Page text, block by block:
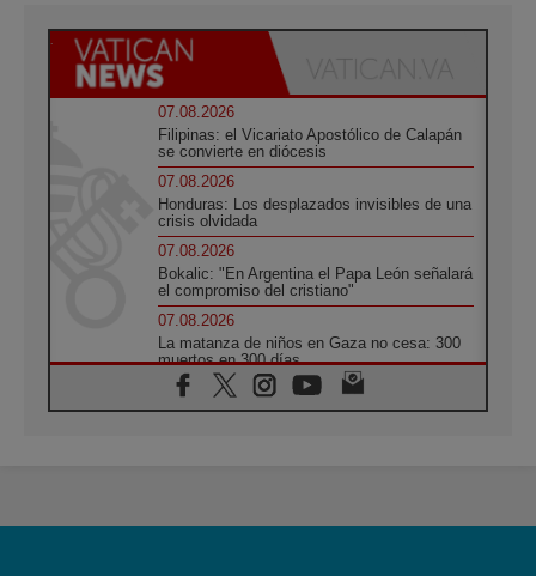
07.08.2026
Filipinas: el Vicariato Apostólico de Calapán
se convierte en diócesis
07.08.2026
Honduras: Los desplazados invisibles de una
crisis olvidada
07.08.2026
Bokalic: "En Argentina el Papa León señalará
el compromiso del cristiano"
07.08.2026
La matanza de niños en Gaza no cesa: 300
muertos en 300 días
07.08.2026
Tagle: La guerra desfigura el mundo, solo la